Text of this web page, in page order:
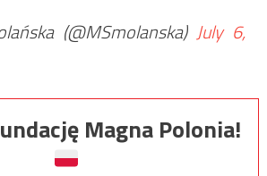
(@MSmolanska)July 6,
Magna Polonia!